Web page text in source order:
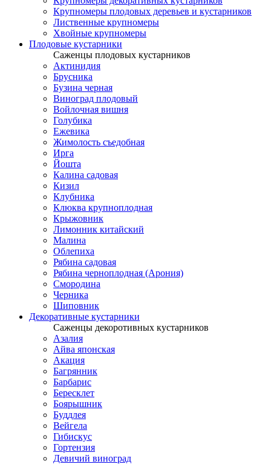
Крупномеры плодовых деревьев и кустарников
Лиственные крупномеры
Хвойные крупномеры
Плодовые кустарники
Саженцы плодовых кустарников
Актинидия
Брусника
Бузина черная
Виноград плодовый
Войлочная вишня
Голубика
Ежевика
Жимолость съедобная
Ирга
Йошта
Калина садовая
Кизил
Клубника
Клюква крупноплодная
Крыжовник
Лимонник китайский
Малина
Облепиха
Рябина садовая
Рябина черноплодная (Арония)
Смородина
Черника
Шиповник
Декоративные кустарники
Саженцы декоротивных кустарников
Азалия
Айва японская
Акация
Багрянник
Барбарис
Бересклет
Боярышник
Буддлея
Вейгела
Гибискус
Гортензия
Девичий виноград